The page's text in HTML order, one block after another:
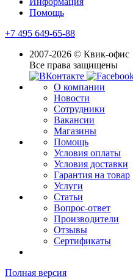
Помощь
+7 495 649-65-88
2007-2026 © Квик-офис
Все права защищены
О компании
Новости
Сотрудники
Вакансии
Магазины
Помощь
Условия оплаты
Условия доставки
Гарантия на товар
Услуги
Статьи
Вопрос-ответ
Производители
Отзывы
Сертификаты
Полная версия